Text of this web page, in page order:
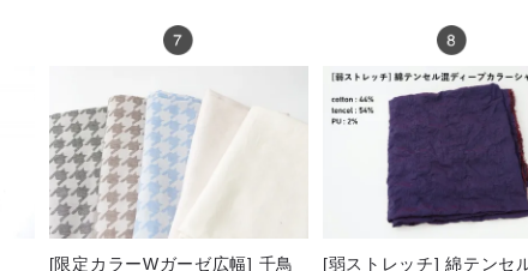
[限定カラーWガーゼ広幅] 千鳥 [弱ストレッチ] 綿テンセ